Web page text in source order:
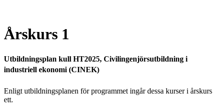
Årskurs 1
Utbildningsplan kull HT2025, Civilingenjörsutbildning i
industriell ekonomi (CINEK)
Enligt utbildningsplanen för programmet ingår dessa kurser i årskurs
ett.